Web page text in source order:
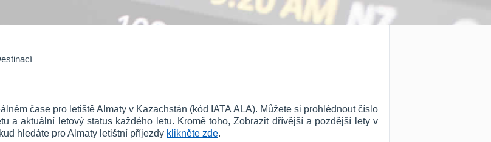
čase pro letiště Almaty v Kazachstán (kód IATA ALA). Můžete si prohlédnout číslo
a aktuální letový status každého letu. Kromě toho, Zobrazit dřívější a pozdější lety v
hledáte pro Almaty letištní příjezdy klikněte zde.